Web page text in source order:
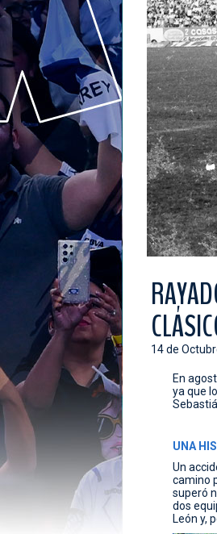
14 de
En
ya que
UNA
Un
camino
superó
dos
León y,